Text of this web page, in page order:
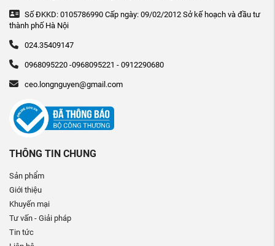
Số ĐKKD: 0105786990 Cấp ngày: 09/02/2012 Sở kế hoạch và đầu tư
thành phố Hà Nội
024.35409147
0968095220 -0968095221 - 0912290680
ceo.longnguyen@gmail.com
THÔNG TIN CHUNG
Sản phẩm
Giới thiệu
Khuyến mại
Tư vấn - Giải pháp
Tin tức